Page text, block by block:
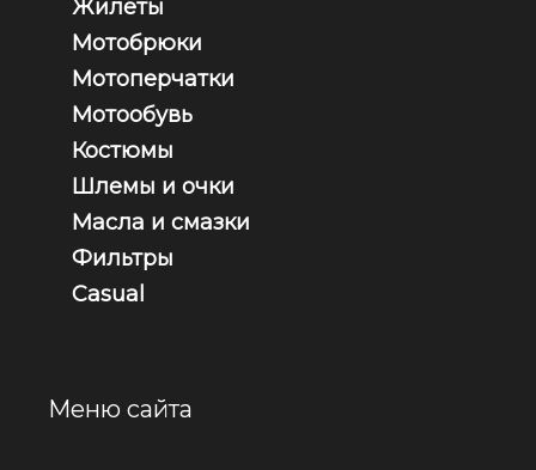
Жилеты
Мотобрюки
Мотоперчатки
Мотообувь
Костюмы
Шлемы и очки
Масла и смазки
Фильтры
Casual
Меню сайта